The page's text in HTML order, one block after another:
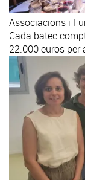
Associacions i
Cada batec
22.000 euros